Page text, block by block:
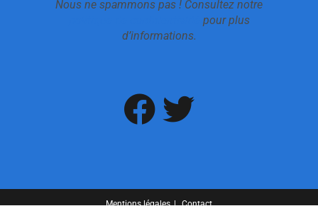
Nous ne spammons pas ! Consultez notre
pour plus
d’informations.
Mentions légales Contact